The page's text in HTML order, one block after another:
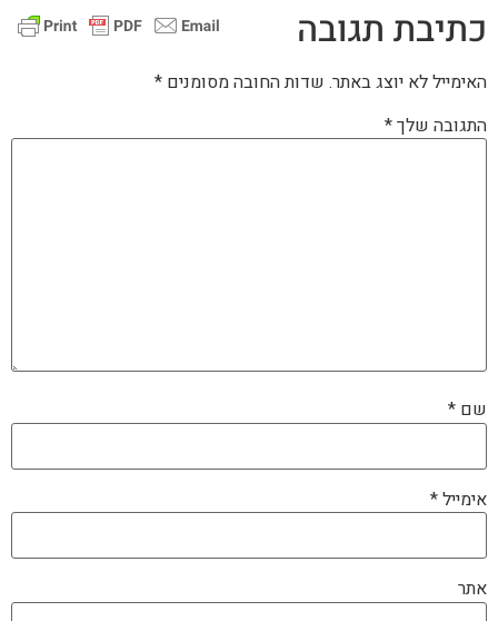
כתיבת תגובה
האימייל לא יוצג באתר. שדות החובה מסומנים *
התגובה שלך*
שם *
אימייל*
אתר